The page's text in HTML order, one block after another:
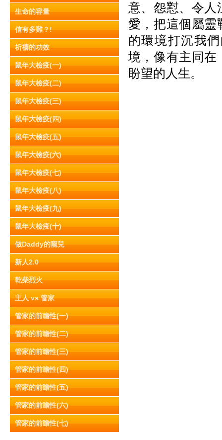
生命的容量
信有多難？!
祈禱的功效
鼠年大檢疫(一)
鼠年大檢疫(二)
鼠年大檢疫(三)
鼠年大檢疫(四)
鼠年大檢疫(五)
鼠年大檢疫(六)
鼠年大檢疫(七)
鼠年大檢疫(八)
鼠年大檢疫(九)
鼠年大檢疫(十)
做Daddy的寵兒
新人2.0
乾柴烈火
主人 vs 管家
管家的前瞻性(一)
管家的前瞻性(二)
管家的前瞻性(三)
管家的前瞻性(四)
管家的前瞻性(五)
管家的前瞻性(六)
管家的前瞻性(七)
意、怨懟、令人
愛，把這個屬靈
的環境打沉我
境，像有主同在
盼望的人生。